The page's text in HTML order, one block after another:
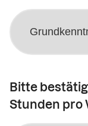
Bitte
Stunden pro